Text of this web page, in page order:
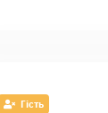
Гість